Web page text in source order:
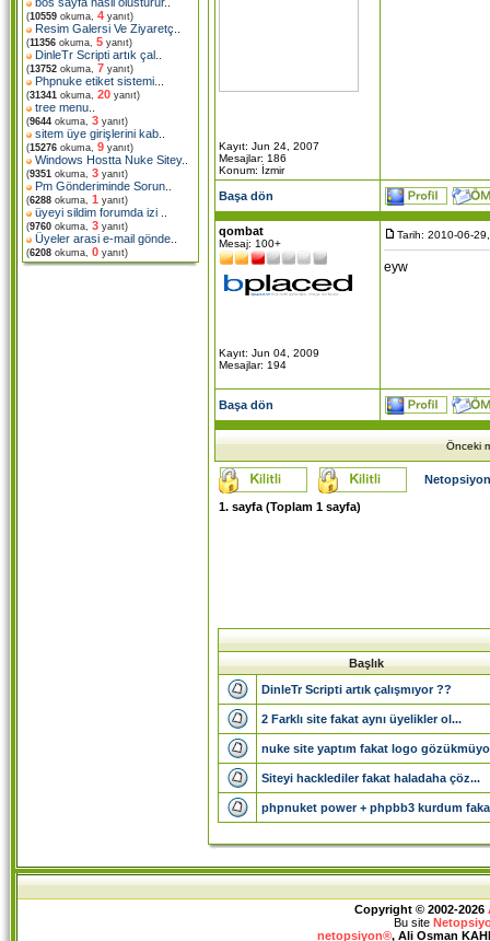
(10559 okuma, 4 yanıt)
Resim Galersi Ve Ziyaretç
(11356 okuma, 5 yanıt)
DinleTr Scripti artık çal
(13752 okuma, 7 yanıt)
Phpnuke etiket sistemi.
(31341 okuma, 20 yanıt)
tree menu
(9644 okuma, 3 yanıt)
sitem üye girişlerini kab
(15276 okuma, 9 yanıt)
Windows Hostta Nuke Sitey..
(9351 okuma, 3 yanıt)
Pm Gönderiminde Sorun
(6288 okuma, 1 yanıt)
üyeyi sildim forumda izi
(9760 okuma, 3 yanıt)
Üyeler arasi e-mail gönde
(6208 okuma, 0 yanıt)
Kayıt: Jun 24, 2007
Mesajlar: 186
Konum: İzmir
Başa dön
qombat
Mesaj: 100+
Kayıt: Jun 04, 2009
Mesajlar: 194
Tarih: 2010-06-
eyw
Başa dön
Önceki
1. sayfa (Toplam 1 sayfa)
Başlık
DinleTr Scripti artık çalışmıyor ??
2 Farklı site fakat aynı üyelikler ol...
nuke site yaptım fakat logo
Siteyi hacklediler fakat haladaha çöz...
phpnuket power + phpbb3 kurdum
Copyright © 2002-2026
Bu site
netopsiyon®, Ali Osman